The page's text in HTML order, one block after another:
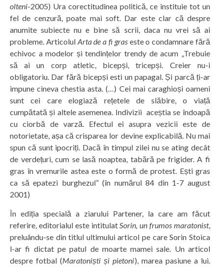
olteni-2005) Ura corectitudinea politică, ce instituie tot un
fel de cenzură, poate mai soft. Dar este clar că despre
anumite subiecte nu e bine să scrii, daca nu vrei să ai
probleme. Articolul Arta de a fi gras este o condamnare fără
echivoc a modelor și tendințelor trendy de acum „Trebuie
să ai un corp atletic, bicepși, tricepși. Creier nu-i
obligatoriu. Dar fără bicepși esti un papagal. Și parcă ți-ar
impune cineva chestia asta. (…) Cei mai caraghioși oameni
sunt cei care elogiază rețetele de slăbire, o viață
cumpătată și altele asemenea. Indivizii aceștia se îndoapă
cu ciorbă de varză. Efectul ei asupra vezicii este de
notorietate, așa că crisparea lor devine explicabilă. Nu mai
spun că sunt ipocriți. Dacă în timpul zilei nu se ating decât
de verdețuri, cum se lasă noaptea, tabără pe frigider. A fi
gras în vremurile astea este o formă de protest. Ești gras
ca să epatezi burghezul” (în numărul 84 din 1-7 august
2001)
În ediția specială a ziarului Partener, la care am făcut
referire, editorialul este intitulatSorin, un frumos maratonist,
preluându-se din titlul ultimului articol pe care Sorin Stoica
l-ar fi dictat pe patul de moarte mamei sale. Un articol
despre fotbal (Maratoniști și pietoni), marea pasiune a lui.